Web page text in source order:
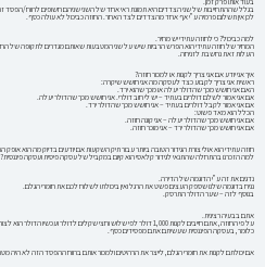
בגלל שההתחייבות של שני הצדדים היא תמונת ראי אחד של השני שניהם חשופים לרווח/הפסד
לכן אין תשלום פרמיה ע”י אף אחד מהצדדים לצד האחר. החוזה כביכול לא עולה כסף.
למה כביכול? כי לחוזה עתידי יש מחיר.
המחיר של חוזה עתידי הוא הפרש הרביות שיש על שני המטבעות שאותם מגדרים לתקופה של
העלות זאת נחשבת לזניחה.
איך אני יודע אם אני צריך לקנות או למכור חוזה?
ראשית אני צריך לקבוע כצד לעסקה מה אני חושש שיקרה:
האם אני חושש מכך שהדולר יעלה או מכך שהוא ירד.
אם אני אמור לשלם דולרים בעתיד – יש לי חוב דולרי. אני חושש מכך שהדולר יעלה.
אם אני אמור לקבל דולרים בעתיד – אני חושש מכך שהדולר ירד.
הכלל הוא מאד פשוט:
אם אני חושש מכך שהדולר יעלה – אני קונה חוזה.
אם אני חושש מכך שהדולר ירד – אני מוכר חוזה.
חוזה עתידי הוא אולי צורת הגידור הטובה ביותר עבור תיק השקעות אם יודעים בדיוק מה הוא אופק
למה הזכרנו בהתחלה שהתנאי לגידור קלאסי הוא קיום במקביל של עסקה פיסית ועסקה פיננסית?
נדגים את זה ע”י הדוגמה של הדירה.
נניח בדוגמה שלנו שספק העצים פשט את הרגל ואין ביכולתו לשלוח לכם את חומרי הגלם.
בנוסף לזה – שער הדולר התרסק.
אתם בבעיה רצינית.
על פי החוזה, אתם חייבים לקנות 1,000 דולר לפי שלוש וחצי שקלים לדולר ועכשיו הדולר הוא לצורך הדוגמה 3 שקלים לדולר.
כלומר, בעסקה הפיננסית שעשיתם אתם מפסידים כסף.
אם יכולתם לקנות את חומרי הגלם, לייצר את הרהיטים ולמכור אותם ברווח ההפסד הזה לא היה מטריד אתכם היות והרווח של